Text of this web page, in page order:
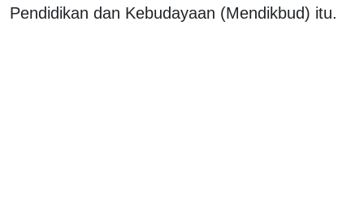
Pendidikan dan Kebudayaan (Mendikbud) itu.